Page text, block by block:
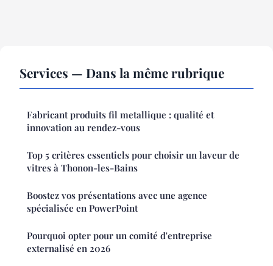
Services — Dans la même rubrique
Fabricant produits fil metallique : qualité et
innovation au rendez-vous
Top 5 critères essentiels pour choisir un laveur de
vitres à Thonon-les-Bains
Boostez vos présentations avec une agence
spécialisée en PowerPoint
Pourquoi opter pour un comité d'entreprise
externalisé en 2026